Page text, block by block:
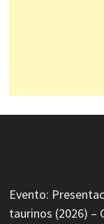
Evento:
taurinos (2026) –